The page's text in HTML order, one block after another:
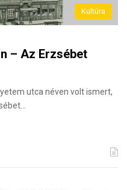
Kultúra
– Az Erzsébet
utca néven volt ismert,